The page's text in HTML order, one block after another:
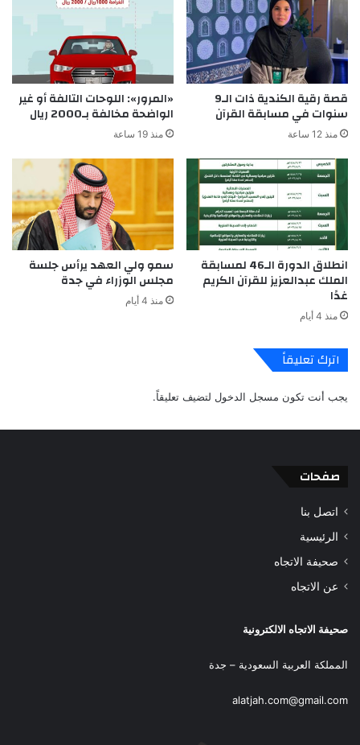
قصة رقية الكندية ذات الـ9
سنوات في مسابقة القرآن
منذ 12 ساعة
«المرور»: اللوحات التالفة أو غير
الواضحة مخالفة بـ2000 ريال
منذ 19 ساعة
انطلاق الدورة الـ46 لمسابقة
الملك عبدالعزيز للقرآن الكريم
غدًا
منذ 4 أيام
سمو ولي العهد يرأس جلسة
مجلس الوزراء في جدة
منذ 4 أيام
اترك تعليقاً
يجب أنت تكون مسجل الدخول لتضيف تعليقاً.
صفحات
اتصل بنا
الرئيسية
صحيفة الاتجاه
عن الاتجاه
صحيفة الاتجاه الالكترونية
المملكة العربية السعودية – جدة
alatjah.com@gmail.com